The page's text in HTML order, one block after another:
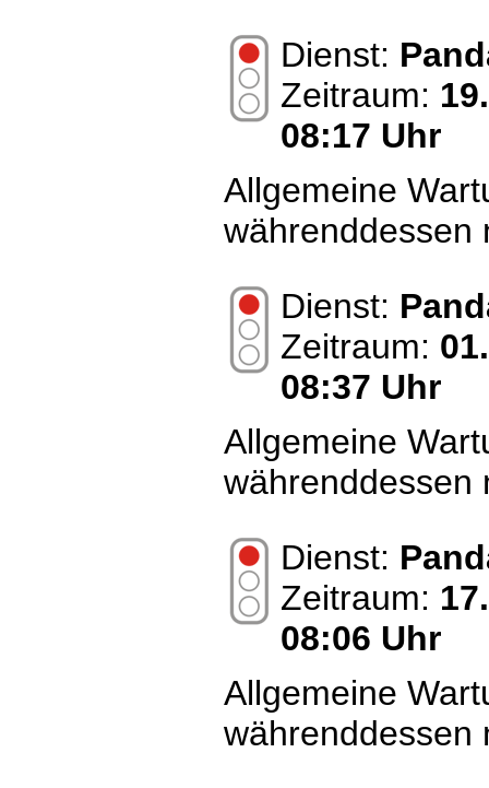
Dienst:
Zeitraum:
08:17 Uhr
Allgemeine
währenddessen
Dienst:
Zeitraum:
08:37 Uhr
Allgemeine
währenddessen
Dienst:
Zeitraum:
08:06 Uhr
Allgemeine
währenddessen